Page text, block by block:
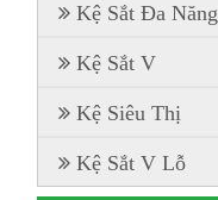
Kệ Sắt Đa Năng
Kệ Sắt V
Kệ Siêu Thị
Kệ Sắt V Lỗ